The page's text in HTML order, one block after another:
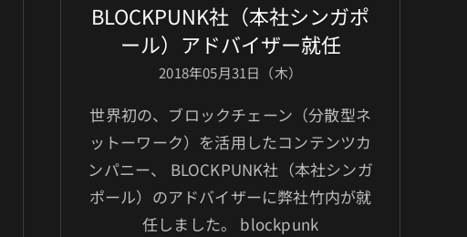
BLOCKPUNK社（本社シンガポ
ール）アドバイザー就任
2018年05月31日（木）
世界初の、ブロックチェーン（分散型ネ
ットーワーク）を活用したコンテンツカ
ンパニー、 BLOCKPUNK社（本社シンガ
ポール）のアドバイザーに弊社竹内が就
任しました。 blockpunk